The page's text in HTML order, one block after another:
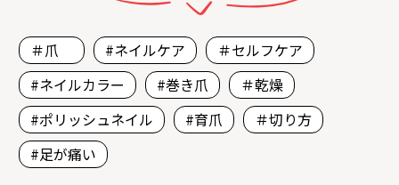
＃爪 #ネイルケア
＃セルフケア
#ネイルカラー
#巻き爪
＃乾燥
#ポリッシュネイル
#育爪
＃切り方
#足が痛い